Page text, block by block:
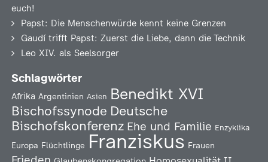
euch!
Papst: Die Menschenwürde kennt keine Grenzen
Gaudí trifft Papst: Zuerst die Liebe, dann die Technik
Leo XIV. als Seelsorger
Schlagwörter
Afrika Argentinien Asien Benedikt XVI
Bischofssynode Deutsche
Bischofskonferenz Ehe und Familie Enzyklika
Europa Flüchtlinge Franziskus Frauen